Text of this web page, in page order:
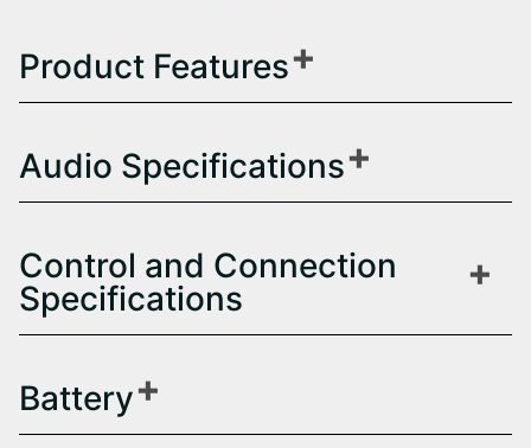
Product Features
Audio Specifications
Control and Connection
Specifications
Battery